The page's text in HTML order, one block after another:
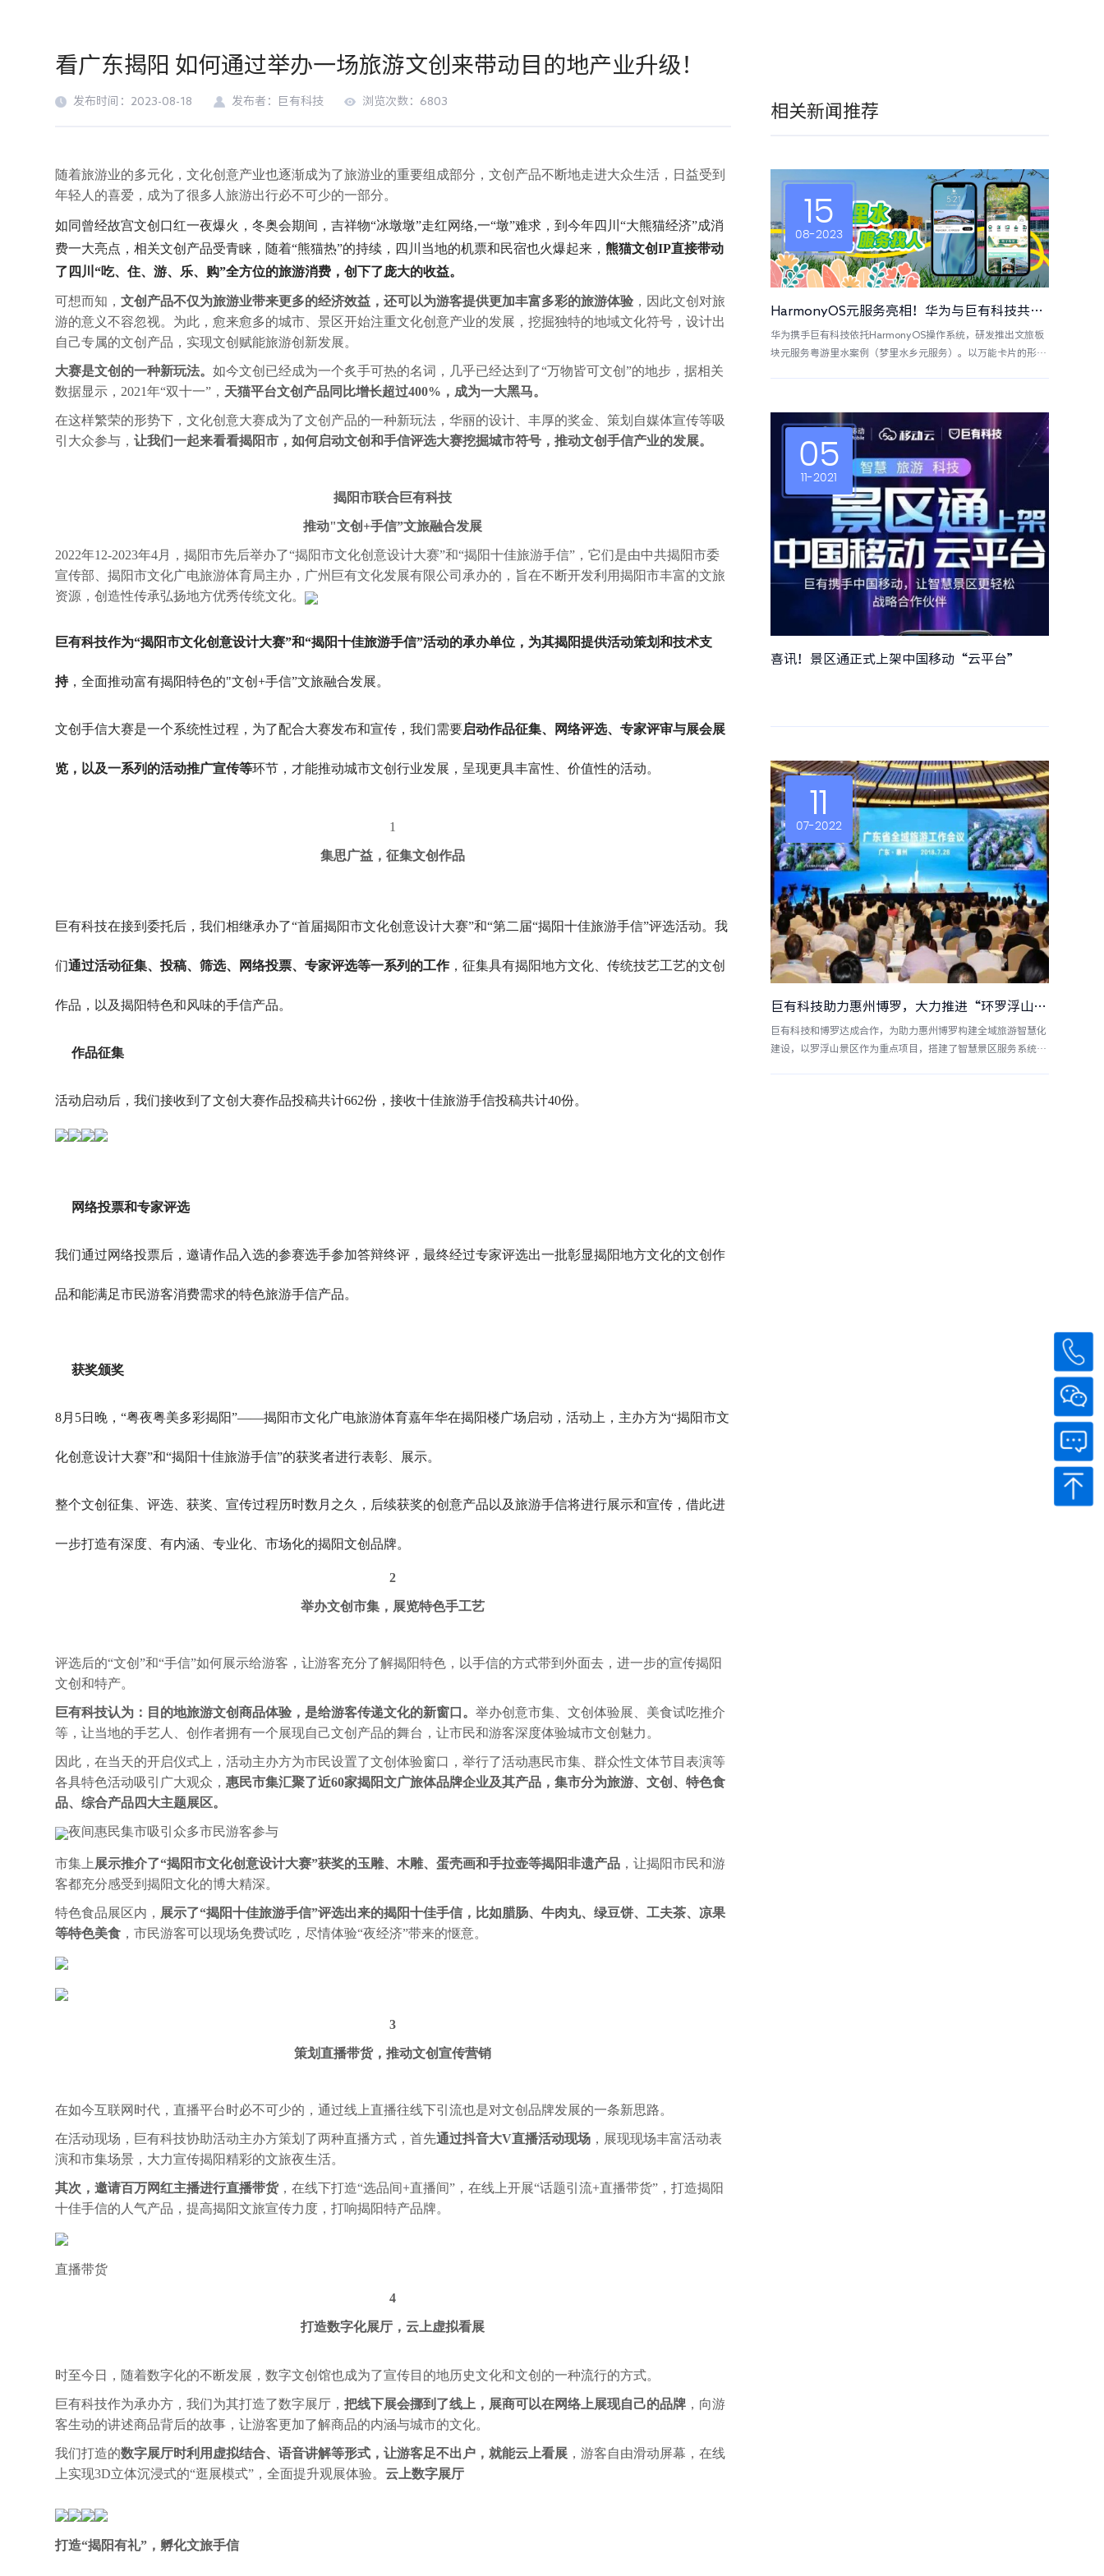
看广东揭阳 如何通过举办一场旅游文创来带动目的地产业升级！
发布时间：2023-08-18 发布者：巨有科技 浏览次数：6803
随着旅游业的多元化，文化创意产业也逐渐成为了旅游业的重要组成部分，文创产品不断地走进大众生活，日益受到
年轻人的喜爱，成为了很多人旅游出行必不可少的一部分。
如同曾经故宫文创口红一夜爆火，冬奥会期间，吉祥物“冰墩墩”走红网络,一“墩”难求，到今年四川“大熊猫经济”成消
费一大亮点，相关文创产品受青睐，随着“熊猫热”的持续，四川当地的机票和民宿也火爆起来，熊猫文创IP直接带动
了四川“吃、住、游、乐、购”全方位的旅游消费，创下了庞大的收益。
可想而知，文创产品不仅为旅游业带来更多的经济效益，还可以为游客提供更加丰富多彩的旅游体验 ，因此文创对旅
游的意义不容忽视。为此，愈来愈多的城市、景区开始注重文化创意产业的发展，挖掘独特的地域文化符号，设计出
自己专属的文创产品，实现文创赋能旅游创新发展。
大赛是文创的一种新玩法。如今文创已经成为一个炙手可热的名词，几乎已经达到了“万物皆可文创”的地步，据相关
数据显示，2021年“双十一”， 天猫平台文创产品同比增长超过400%，成为一大黑马。
在这样繁荣的形势下，文化创意大赛成为了文创产品的一种新玩法，华丽的设计、丰厚的奖金、策划自媒体宣传等吸
引大众参与，让我们一起来看看揭阳市，如何启动文创和手信评选大赛挖掘城市符号，推动文创手信产业的发展。
揭阳市联合巨有科技
推动"文创+手信”文旅融合发展
2022年12-2023年4月，揭阳市先后举办了“揭阳市文化创意设计大赛”和“揭阳十佳旅游手信”，它们是由中共揭阳市委
宣传部、揭阳市文化广电旅游体育局主办，广州巨有文化发展有限公司承办的，旨在不断开发利用揭阳市丰富的文旅
资源，创造性传承弘扬地方优秀传统文化。
巨有科技作为“揭阳市文化创意设计大赛”和“揭阳十佳旅游手信”活动的承办单位，为其揭阳提供活动策划和技术支
持，全面推动富有揭阳特色的"文创+手信”文旅融合发展。
文创手信大赛是一个系统性过程，为了配合大赛发布和宣传，我们需要启动作品征集、网络评选、专家评审与展会展
览，以及一系列的活动推广宣传等环节，才能推动城市文创行业发展，呈现更具丰富性、价值性的活动。
1
集思广益，征集文创作品
巨有科技在接到委托后，我们相继承办了“首届揭阳市文化创意设计大赛”和“第二届“揭阳十佳旅游手信”评选活动。我
们通过活动征集、投稿、筛选、网络投票、专家评选等一系列的工作，征集具有揭阳地方文化、传统技艺工艺的文创
作品，以及揭阳特色和风味的手信产品。
作品征集
活动启动后，我们接收到了文创大赛作品投稿共计662份，接收十佳旅游手信投稿共计40份。
网络投票和专家评选
我们通过网络投票后，邀请作品入选的参赛选手参加答辩终评，最终经过专家评选出一批彰显揭阳地方文化的文创作
品和能满足市民游客消费需求的特色旅游手信产品。
获奖颁奖
8月5日晚，“粤夜粤美多彩揭阳”——揭阳市文化广电旅游体育嘉年华在揭阳楼广场启动，活动上，主办方为“揭阳市文
化创意设计大赛”和“揭阳十佳旅游手信”的获奖者进行表彰、展示。
整个文创征集、评选、获奖、宣传过程历时数月之久，后续获奖的创意产品以及旅游手信将进行展示和宣传，借此进
一步打造有深度、有内涵、专业化、市场化的揭阳文创品牌。
2
举办文创市集，展览特色手工艺
评选后的“文创”和“手信”如何展示给游客，让游客充分了解揭阳特色，以手信的方式带到外面去，进一步的宣传揭阳
文创和特产。
巨有科技认为：目的地旅游文创商品体验，是给游客传递文化的新窗口。举办创意市集、文创体验展、美食试吃推介
等，让当地的手艺人、创作者拥有一个展现自己文创产品的舞台，让市民和游客深度体验城市文创魅力。
因此，在当天的开启仪式上，活动主办方为市民设置了文创体验窗口，举行了活动惠民市集、群众性文体节目表演等
各具特色活动吸引广大观众，惠民市集汇聚了近60家揭阳文广旅体品牌企业及其产品，集市分为旅游、文创、特色食
品、综合产品四大主题展区。
夜间惠民集市吸引众多市民游客参与
市集上 展示推介了“揭阳市文化创意设计大赛”获奖的玉雕、木雕、蛋壳画和手拉壶等揭阳非遗产品 ，让揭阳市民和游
客都充分感受到揭阳文化的博大精深。
特色食品展区内， 展示了“揭阳十佳旅游手信”评选出来的揭阳十佳手信，比如腊肠、牛肉丸、绿豆饼、工夫茶、凉果
等特色美食 ，市民游客可以现场免费试吃，尽情体验“夜经济”带来的惬意。
3
策划直播带货，推动文创宣传营销
在如今互联网时代，直播平台时必不可少的，通过线上直播往线下引流也是对文创品牌发展的一条新思路。
在活动现场，巨有科技协助活动主办方策划了两种直播方式，首先通过抖音大V直播活动现场 ，展现现场丰富活动表
演和市集场景，大力宣传揭阳精彩的文旅夜生活。
其次，邀请百万网红主播进行直播带货，在线下打造“选品间+直播间”，在线上开展“话题引流+直播带货”，打造揭阳
十佳手信的人气产品，提高揭阳文旅宣传力度，打响揭阳特产品牌。
直播带货
4
打造数字化展厅，云上虚拟看展
时至今日，随着数字化的不断发展，数字文创馆也成为了宣传目的地历史文化和文创的一种流行的方式。
巨有科技作为承办方，我们为其打造了数字展厅，把线下展会挪到了线上，展商可以在网络上展现自己的品牌 ，向游
客生动的讲述商品背后的故事，让游客更加了解商品的内涵与城市的文化。
我们打造的数字展厅时利用虚拟结合、语音讲解等形式，让游客足不出户，就能云上看展 ，游客自由滑动屏幕，在线
上实现3D立体沉浸式的“逛展模式”，全面提升观展体验。云上数字展厅
打造“揭阳有礼”，孵化文旅手信
相关新闻推荐
15
08-2023
HarmonyOS元服务亮相！华为与巨有科技共同打造梦里水乡元服务，实现景区“服务找人”个性化游玩新体验!
华为携手巨有科技依托HarmonyOS操作系统，研发推出文旅板
块元服务粤游里水案例（梦里水乡元服务）。以万能卡片的形式
05
11-2021
喜讯！景区通正式上架中国移动“云平台”
11
07-2022
巨有科技助力惠州博罗，大力推进“环罗浮山生态旅游区”！
巨有科技和博罗达成合作，为助力惠州博罗构建全域旅游智慧化
建设，以罗浮山景区作为重点项目，搭建了智慧景区服务系统，